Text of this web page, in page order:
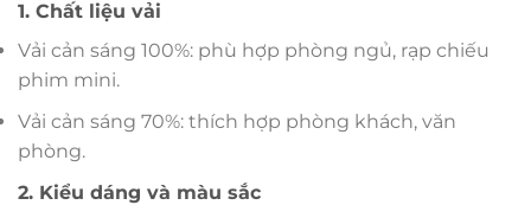
1. Chất liệu vải
Vải cản sáng 100%: phù hợp phòng ngủ, rạp chiếu
phim mini.
Vải cản sáng 70%: thích hợp phòng khách, văn
phòng.
2. Kiểu dáng và màu sắc